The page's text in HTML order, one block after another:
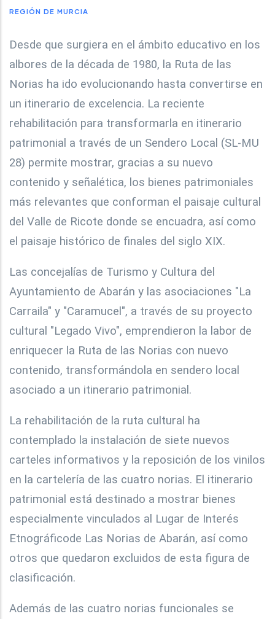
REGIÓN DE MURCIA
Desde que surgiera en el ámbito educativo en los
albores de la década de 1980, la Ruta de las
Norias ha ido evolucionando hasta convertirse en
un itinerario de excelencia. La reciente
rehabilitación para transformarla en itinerario
patrimonial a través de un Sendero Local (SL-MU
28) permite mostrar, gracias a su nuevo
contenido y señalética, los bienes patrimoniales
más relevantes que conforman el paisaje cultural
del Valle de Ricote donde se encuadra, así como
el paisaje histórico de finales del siglo XIX.
Las concejalías de Turismo y Cultura del
Ayuntamiento de Abarán y las asociaciones "La
Carraila" y "Caramucel", a través de su proyecto
cultural "Legado Vivo", emprendieron la labor de
enriquecer la Ruta de las Norias con nuevo
contenido, transformándola en sendero local
asociado a un itinerario patrimonial.
La rehabilitación de la ruta cultural ha
contemplado la instalación de siete nuevos
carteles informativos y la reposición de los vinilos
en la cartelería de las cuatro norias. El itinerario
patrimonial está destinado a mostrar bienes
especialmente vinculados al Lugar de Interés
Etnográficode Las Norias de Abarán, así como
otros que quedaron excluidos de esta figura de
clasificación.
Además de las cuatro norias funcionales se